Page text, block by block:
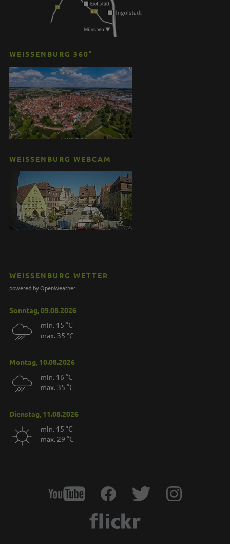
WEISSENBURG 360°
WEISSENBURG WEBCAM
WEISSENBURG WETTER
powered by OpenWeather
Sonntag, 09.08.2026
min. 15 °C
max. 35 °C
Montag, 10.08.2026
min. 16 °C
max. 35 °C
Dienstag, 11.08.2026
min. 15 °C
max. 29 °C